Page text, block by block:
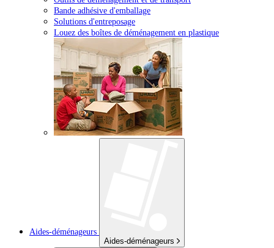
Bande adhésive d'emballage
Solutions d'entreposage
Louez des boîtes de déménagement en plastique
Aides-déménageurs
Aides-déménageurs